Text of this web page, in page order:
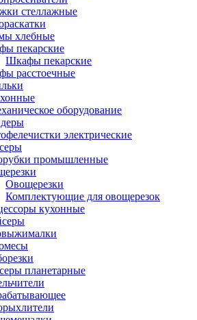
стеллажные
хлебные
пекарские
Шкафы пекарские
расстоечные
оборудование
электрические
промышленные
Овощерезки
Комплектующие для овощерезок
кухонные
планетарные